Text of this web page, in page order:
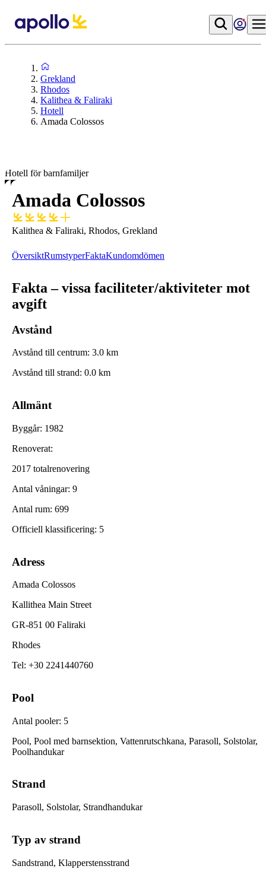
Grekland
Rhodos
Kalithea & Faliraki
Hotell
Amada Colossos
Hotell för barnfamiljer
Amada Colossos
Kalithea & Faliraki, Rhodos, Grekland
ÖversiktRumstyperFaktaKundomdömen
Fakta – vissa faciliteter/aktiviteter mot
avgift
Avstånd
Avstånd till centrum: 3.0 km
Avstånd till strand: 0.0 km
Allmänt
Byggår: 1982
Renoverat:
2017 totalrenovering
Antal våningar: 9
Antal rum: 699
Officiell klassificering: 5
Adress
Amada Colossos
Kallithea Main Street
GR-851 00 Faliraki
Rhodes
Tel: +30 2241440760
Pool
Antal pooler: 5
Pool, Pool med barnsektion, Vattenrutschkana, Parasoll, Solstolar,
Poolhandukar
Strand
Parasoll, Solstolar, Strandhandukar
Typ av strand
Sandstrand, Klapperstensstrand